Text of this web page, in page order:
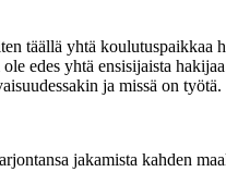
täällä yhtä koulutuspaikkaa
edes yhtä ensisijaista
ja missä on työtä.
jakamista kahden